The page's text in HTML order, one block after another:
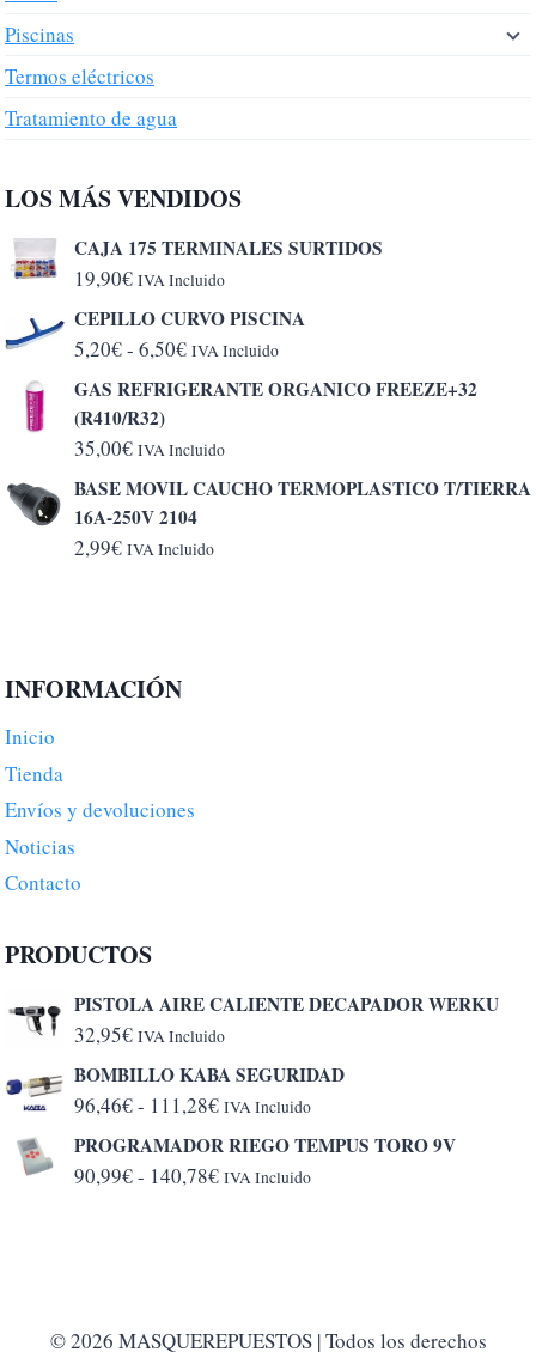
Piscinas
Termos eléctricos
Tratamiento de agua
LOS MÁS VENDIDOS
CAJA 175 TERMINALES SURTIDOS
19,90€ IVA Incluido
CEPILLO CURVO PISCINA
5,20€- 6,50€Rango
de
desde
5,20€
hasta
6,50€
IVA Incluido
GAS REFRIGERANTE ORGANICO FREEZE+32
(R410/R32)
35,00€ IVA Incluido
BASE MOVIL CAUCHO TERMOPLASTICO T/TIERRA
16A-250V 2104
2,99€ IVA Incluido
INFORMACIÓN
Inicio
Tienda
Envíos y devoluciones
Noticias
Contacto
PRODUCTOS
PISTOLA AIRE CALIENTE DECAPADOR WERKU
32,95€ IVA Incluido
BOMBILLO KABA SEGURIDAD
96,46€- 111,28€Rango
de
precios:
IVA Incluido
PROGRAMADOR RIEGO TEMPUS TORO 9V
90,99€- 140,78€Rango
hasta
IVA Incluido
© 2026 MASQUEREPUESTOS | Todos los derechos